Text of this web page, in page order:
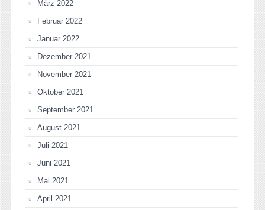
März 2022
Februar 2022
Januar 2022
Dezember 2021
November 2021
Oktober 2021
September 2021
August 2021
Juli 2021
Juni 2021
Mai 2021
April 2021